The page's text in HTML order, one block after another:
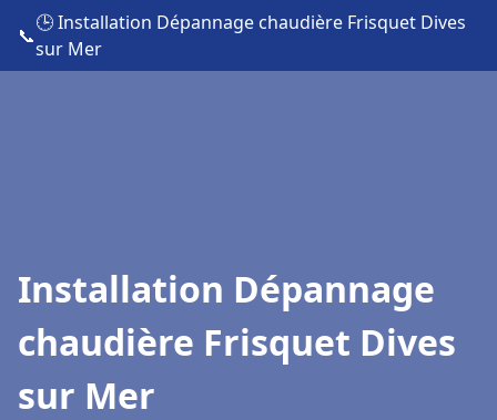
📞
🕒 Installation Dépannage chaudière Frisquet Dives
sur Mer
Installation Dépannage
chaudière Frisquet Dives
sur Mer